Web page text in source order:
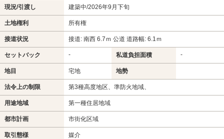
現況/引渡し 建築中/2026年9月下旬
土地権利 所有権
接道状況 接道: 南西 6.7ｍ 公道 道路幅: 6.1ｍ
セットバック - 私道負担面積 -
地目 宅地 地勢
法令上の制限 第3種高度地区、準防火地域、
用途地域 第一種住居地域
都市計画 市街化区域
取引態様 媒介